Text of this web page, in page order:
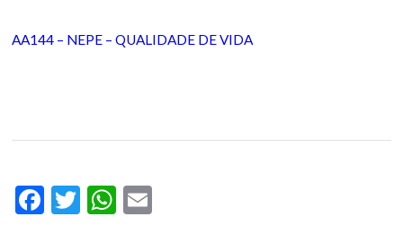
AA144 – NEPE – QUALIDADE DE VIDA
Facebook
TwitterWhatsApp